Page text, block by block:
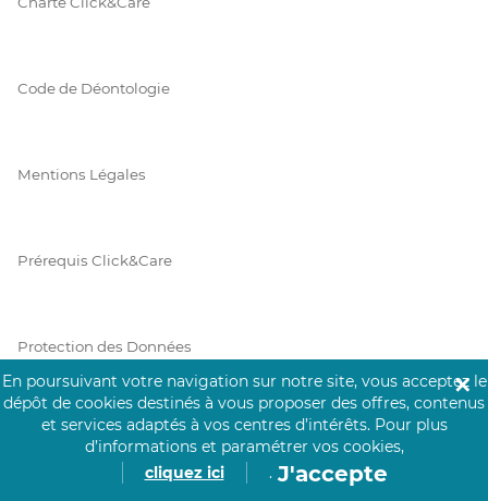
Code de Déontologie
Mentions Légales
Prérequis Click&Care
Protection des Données
Vie Privée
En poursuivant votre navigation sur notre site, vous acceptez le
dépôt de cookies destinés à vous proposer des offres, contenus
et services adaptés à vos centres d’intérêts. Pour plus
d’informations et paramétrer vos cookies,
cliquez ici
. J'accepte
✕